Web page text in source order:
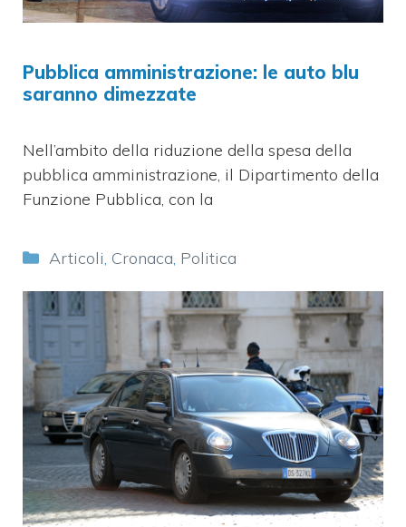
Pubblica amministrazione: le auto blu
saranno dimezzate
Nell’ambito della riduzione della spesa della
pubblica amministrazione, il Dipartimento della
Funzione Pubblica, con la
Categorie
Articoli Cronaca Politica